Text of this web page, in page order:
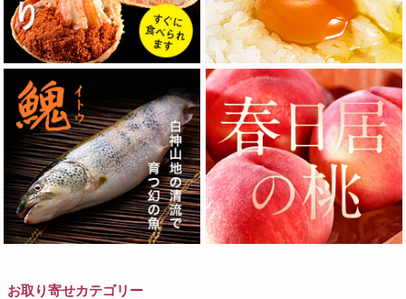
お取り寄せカテゴリー